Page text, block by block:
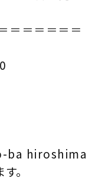
＝＝＝＝＝＝
ba hiroshima
。